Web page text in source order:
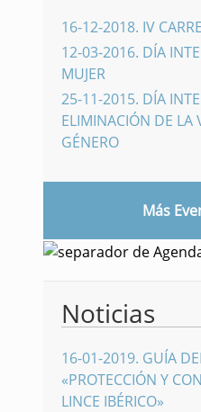
16-12-2018. IV
12-03-2016. DÍA
MUJER
25-11-2015. DÍA
ELIMINACIÓN DE LA
GÉNERO
Más
Noticias
16-01-2019. GUÍA
«PROTECCIÓN Y
LINCE IBÉRICO»